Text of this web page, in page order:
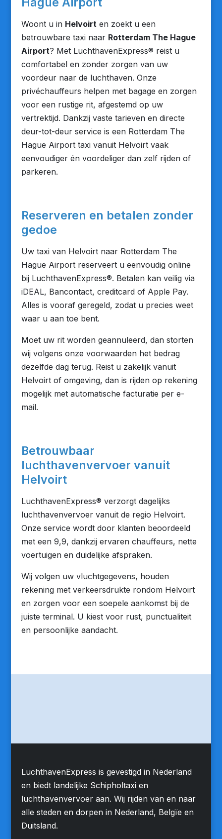
Woont u in Helvoirten zoekt u een
betrouwbare taxi naar Rotterdam The Hague
Airport? Met LuchthavenExpress® reist u
comfortabel en zonder zorgen van uw
voordeur naar de luchthaven. Onze
privéchauffeurs helpen met bagage en zorgen
voor een rustige rit, afgestemd op uw
vertrektijd. Dankzij vaste tarieven en directe
deur-tot-deur service is een Rotterdam The
Hague Airport taxi vanuit Helvoirt vaak
eenvoudiger én voordeliger dan zelf rijden of
parkeren.
Reserveren en betalen zonder
gedoe
Uw taxi van Helvoirt naar Rotterdam The
Hague Airport reserveert u eenvoudig online
bij LuchthavenExpress®. Betalen kan veilig via
iDEAL, Bancontact, creditcard of Apple Pay.
Alles is vooraf geregeld, zodat u precies weet
waar u aan toe bent.
Moet uw rit worden geannuleerd, dan storten
wij volgens onze voorwaarden het bedrag
dezelfde dag terug. Reist u zakelijk vanuit
Helvoirt of omgeving, dan is rijden op rekening
mogelijk met automatische facturatie per e-
mail.
Betrouwbaar
luchthavenvervoer vanuit
Helvoirt
LuchthavenExpress® verzorgt dagelijks
luchthavenvervoer vanuit de regio Helvoirt.
Onze service wordt door klanten beoordeeld
met een 9,9, dankzij ervaren chauffeurs, nette
voertuigen en duidelijke afspraken.
Wij volgen uw vluchtgegevens, houden
rekening met verkeersdrukte rondom Helvoirt
en zorgen voor een soepele aankomst bij de
juiste terminal. U kiest voor rust, punctualiteit
en persoonlijke aandacht.
LuchthavenExpress is gevestigd in Nederland
en biedt landelijke Schipholtaxi en
luchthavenvervoer aan. Wij rijden van en naar
alle steden en dorpen in Nederland, Belgïe en
Duitsland.